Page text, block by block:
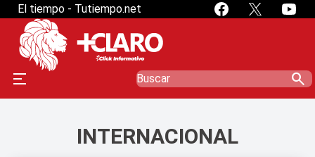
El tiempo - Tutiempo.net
search
INTERNACIONAL